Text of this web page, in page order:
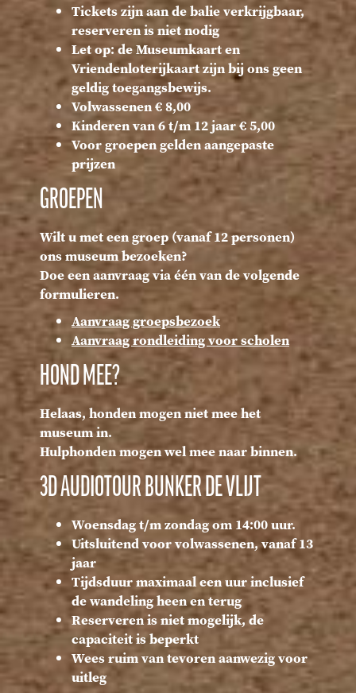
Tickets zijn aan de balie verkrijgbaar,
reserveren is niet nodig
Let op: de Museumkaart en
Vriendenloterijkaart zijn bij ons geen
geldig toegangsbewijs.
Volwassenen € 8,00
Kinderen van 6 t/m 12 jaar € 5,00
Voor groepen gelden aangepaste
prijzen
GROEPEN
Wilt u met een groep (vanaf 12 personen)
ons museum bezoeken?
Doe een aanvraag via één van de volgende
formulieren.
Aanvraag groepsbezoek
Aanvraag rondleiding voor scholen
HOND MEE?
Helaas, honden mogen niet mee het
museum in.
Hulphonden mogen wel mee naar binnen.
3D AUDIOTOUR BUNKER DE VLIJT
Woensdag t/m zondag om 14:00 uur.
Uitsluitend voor volwassenen, vanaf 13
jaar
Tijdsduur maximaal een uur inclusief
de wandeling heen en terug
Reserveren is niet mogelijk, de
capaciteit is beperkt
Wees ruim van tevoren aanwezig voor
uitleg